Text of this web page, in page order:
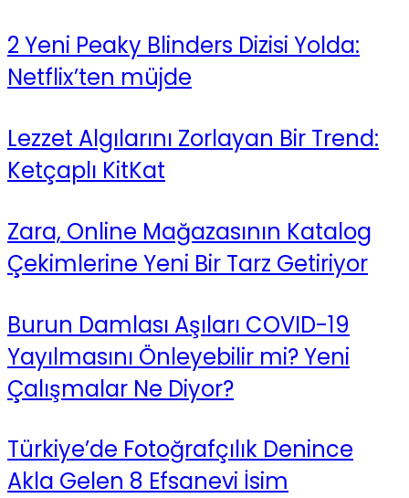
2 Yeni Peaky Blinders Dizisi Yolda:
Netflix’ten müjde
Lezzet Algılarını Zorlayan Bir Trend:
Ketçaplı KitKat
Zara, Online Mağazasının Katalog
Çekimlerine Yeni Bir Tarz Getiriyor
Burun Damlası Aşıları COVID-19
Yayılmasını Önleyebilir mi? Yeni
Çalışmalar Ne Diyor?
Türkiye’de Fotoğrafçılık Denince
Akla Gelen 8 Efsanevi İsim